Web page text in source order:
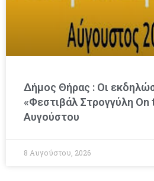
Δήμος Θήρας : Οι
«Φεστιβάλ Στρογγύλη On
Αυγούστου
8 Αυγούστου, 2026